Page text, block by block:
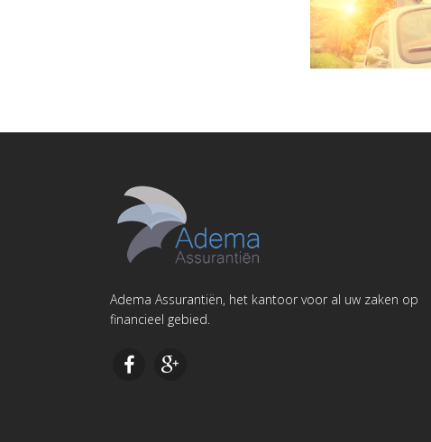
Adema Assurantiën, het kantoor voor al uw zaken op
financieel gebied.